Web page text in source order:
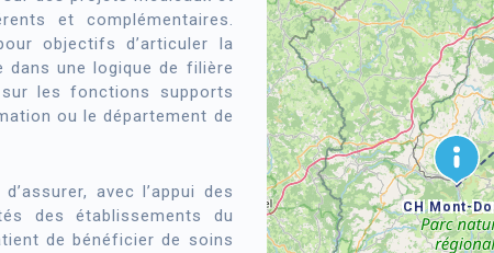
et complémentaires.
objectifs d’articuler la
dans une logique de filière
les fonctions supports
ou le département de
avec l’appui des
des établissements du
de bénéficier de soins
CH Mont-